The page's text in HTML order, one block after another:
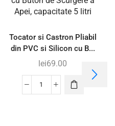
Tocator si Castron Pliabil
din PVC si Silicon cu B...
lei69.00